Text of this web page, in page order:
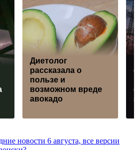
Диетолог
рассказала о
пользе и
возможном вреде
авокадо
новости 6 августа, все версии